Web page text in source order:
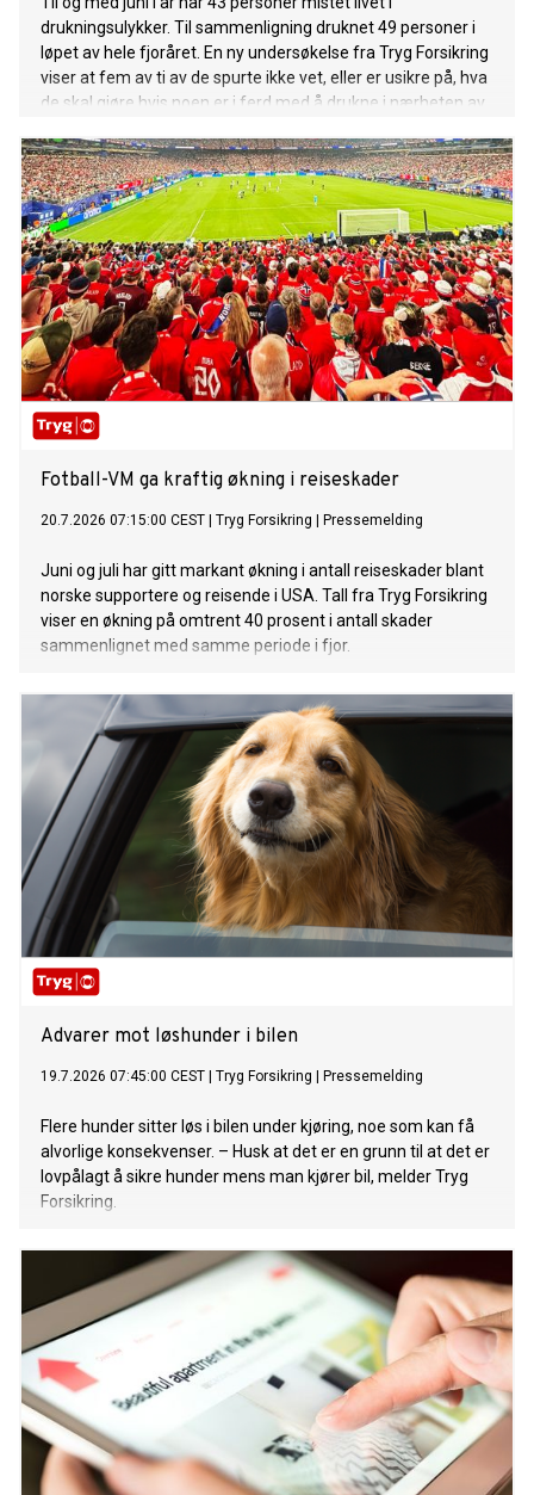
drukningsulykker. Til sammenligning druknet 49 personer i
løpet av hele fjoråret. En ny undersøkelse fra Tryg Forsikring
viser at fem av ti av de spurte ikke vet, eller er usikre på, hva
de skal gjøre hvis noen er i ferd med å drukne i nærheten av
Fotball-VM ga kraftig økning i reiseskader
20.7.2026 07:15:00 CEST Tryg Forsikring Pressemelding
Juni og juli har gitt markant økning i antall reiseskader blant
norske supportere og reisende i USA. Tall fra Tryg Forsikring
viser en økning på omtrent 40 prosent i antall skader
sammenlignet med samme periode i fjor.
Advarer mot løshunder i bilen
19.7.2026 07:45:00 CEST Tryg Forsikring Pressemelding
Flere hunder sitter løs i bilen under kjøring, noe som kan få
alvorlige konsekvenser. – Husk at det er en grunn til at det er
lovpålagt å sikre hunder mens man kjører bil, melder Tryg
Forsikring.